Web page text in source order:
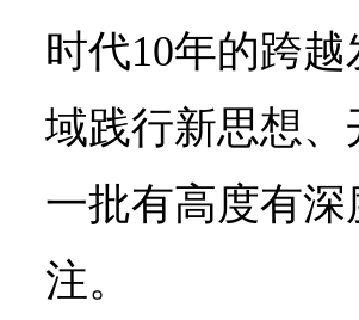
时代10年的跨
域践行新思想
一批有高度有
注。